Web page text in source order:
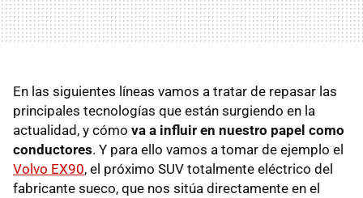
En las siguientes líneas vamos a tratar de repasar las
principales tecnologías que están surgiendo en la
actualidad, y cómo va a influir en nuestro papel como
conductores. Y para ello vamos a tomar de ejemplo el
Volvo EX90, el próximo SUV totalmente eléctrico del
fabricante sueco, que nos sitúa directamente en el